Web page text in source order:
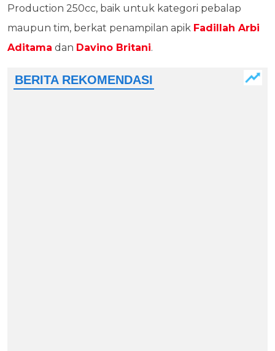
Production 250cc, baik untuk kategori pebalap
maupun tim, berkat penampilan apik Fadillah Arbi
Aditama dan Davino Britani.